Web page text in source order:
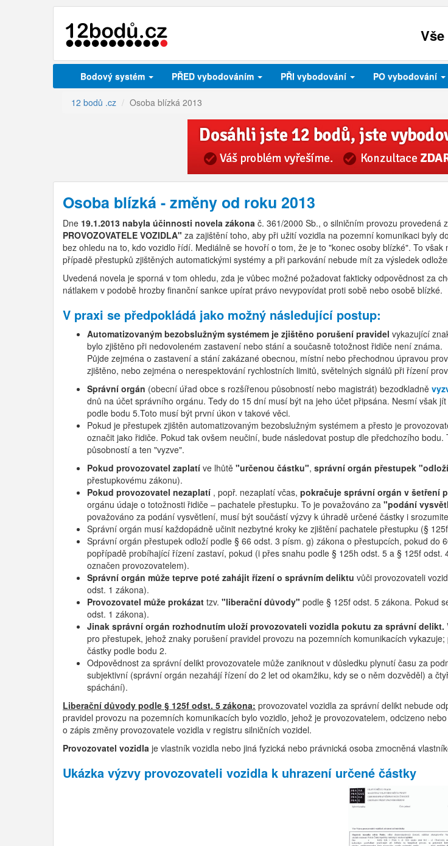
Bodový systém PŘED vybodováním PŘI vybodování PO vybodování
12 bodů .cz Osoba blízká 2013
Osoba blízká - změny od roku 2013
Dne 19.1.2013 nabyla účinnosti novela zákona č. 361/2000 Sb., o silničním provozu provedená
PROVOZOVATELE VOZIDLA" za zajištění toho, aby při užití vozidla na pozemní komunikaci byly
bez ohledu na to, kdo vozidlo řídí. Mediálně se hovoří o tom, že je to "konec osoby blízké". To však
případě přestupků zjištěných automatickými systémy a při parkování nebude mít za výsledek
Uvedená novela je sporná v tom ohledu, zda je vůbec možné požadovat fakticky odpovědnost za
nátlakem v podobě hrozby finanční sankce upírat právo nevypovídat proti sobě nebo osobě blízké.
V praxi se předpokládá jako možný následující postup:
Automatizovaným bezobslužným systémem je zjištěno porušení pravidel vykazující
bylo zjištěno při nedovoleném zastavení nebo stání a současně totožnost řidiče není známa.
Půjde zejména o zastavení a stání zakázané obecnou, místní nebo přechodnou úpravou
zjištěno, nebo zejména o nerespektování rychlostních limitů, světelných signálů při řízení
Správní orgán (obecní úřad obce s rozšířenou působností nebo magistrát) bezodkladně
dnů na účet správního orgánu. Tedy do 15 dní musí být na jeho účet připsána. Nesmí však
podle bodu 5.Toto musí být první úkon v takové věci.
Pokud je přestupek zjištěn automatizovaným bezobslužným systémem a přesto je
označit jako řidiče. Pokud tak ovšem neučiní, bude následovat postup dle předchozího
působností a ten "vyzve".
Pokud provozovatel zaplatí ve lhůtě "určenou částku", správní orgán přestupek
přestupkovému zákonu).
Pokud provozovatel nezaplatí , popř. nezaplatí včas, pokračuje správní orgán v šetření
orgánu údaje o totožnosti řidiče – pachatele přestupku. To je považováno za "podání
považováno za podání vysvětlení, musí být součástí výzvy k úhradě určené částky i
Správní orgán musí každopádně učinit nezbytné kroky ke zjištění pachatele přestupku (§
Správní orgán přestupek odloží podle § 66 odst. 3 písm. g) zákona o přestupcích, pokud
popřípadě probíhající řízení zastaví, pokud (i přes snahu podle § 125h odst. 5 a § 125f
označen provozovatelem).
Správní orgán může teprve poté zahájit řízení o správním deliktu vůči provozovateli
odst. 1 zákona).
Provozovatel může prokázat tzv. "liberační důvody" podle § 125f odst. 5 zákona. Pokud
odst. 1 zákona).
Jinak správní orgán rozhodnutím uloží provozovateli vozidla pokutu za správní delikt.
pro přestupek, jehož znaky porušení pravidel provozu na pozemních komunikacích
částky podle bodu 2.
Odpovědnost za správní delikt provozovatele může zaniknout v důsledku plynutí času za
subjektivní (správní orgán nezahájí řízení do 2 let od okamžiku, kdy se o něm dozvěděl) a
spáchání).
Liberační důvody podle § 125f odst. 5 zákona: provozovatel vozidla za správní delikt nebude
pravidel provozu na pozemních komunikacích bylo vozidlo, jehož je provozovatelem, odcizeno
o zápis změny provozovatele vozidla v registru silničních vozidel.
Provozovatel vozidla je vlastník vozidla nebo jiná fyzická nebo právnická osoba zmocněná
Ukázka výzvy provozovateli vozidla k uhrazení určené částky